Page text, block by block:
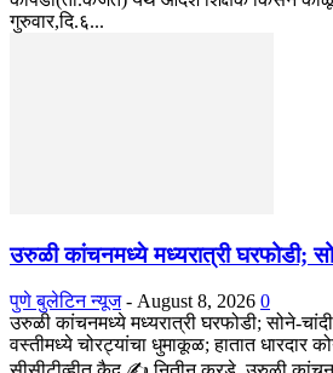
गुरुवार,दि.६...
उरुळी कांचनमध्ये मध्यरात्री घरफोडी;
पुणे बुलेटिन न्यूज - August 8, 2026 0
उरुळी कांचनमध्ये मध्यरात्री घरफोडी; सोने-
वस्तीमध्ये चोरट्यांचा धुमाकूळ; हातात धारदार